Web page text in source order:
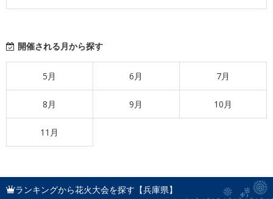
開催される月から探す
5月 6月 7月
8月 9月 10月
11月
ランキングから花火大会を探す【兵庫県】